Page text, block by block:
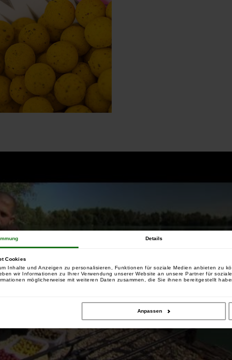
Details
Cookies
Inhalte und Anzeigen zu personalisieren, Funktionen für soziale Medien anbieten zu
wir Informationen zu Ihrer Verwendung unserer Website an unsere Partner für
möglicherweise mit weiteren Daten zusammen, die Sie ihnen bereitgestellt
Anpassen